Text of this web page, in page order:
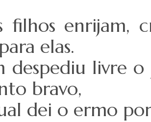
filhos enrijam,
elas.
despediu livre
bravo,
dei o ermo